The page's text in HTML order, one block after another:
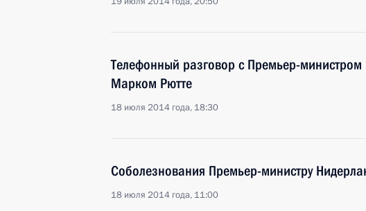
Телефонный разговор с Премьер-министром
Марком Рютте
18 июля 2014 года, 18:30
Соболезнования Премьер-министру
18 июля 2014 года, 11:00